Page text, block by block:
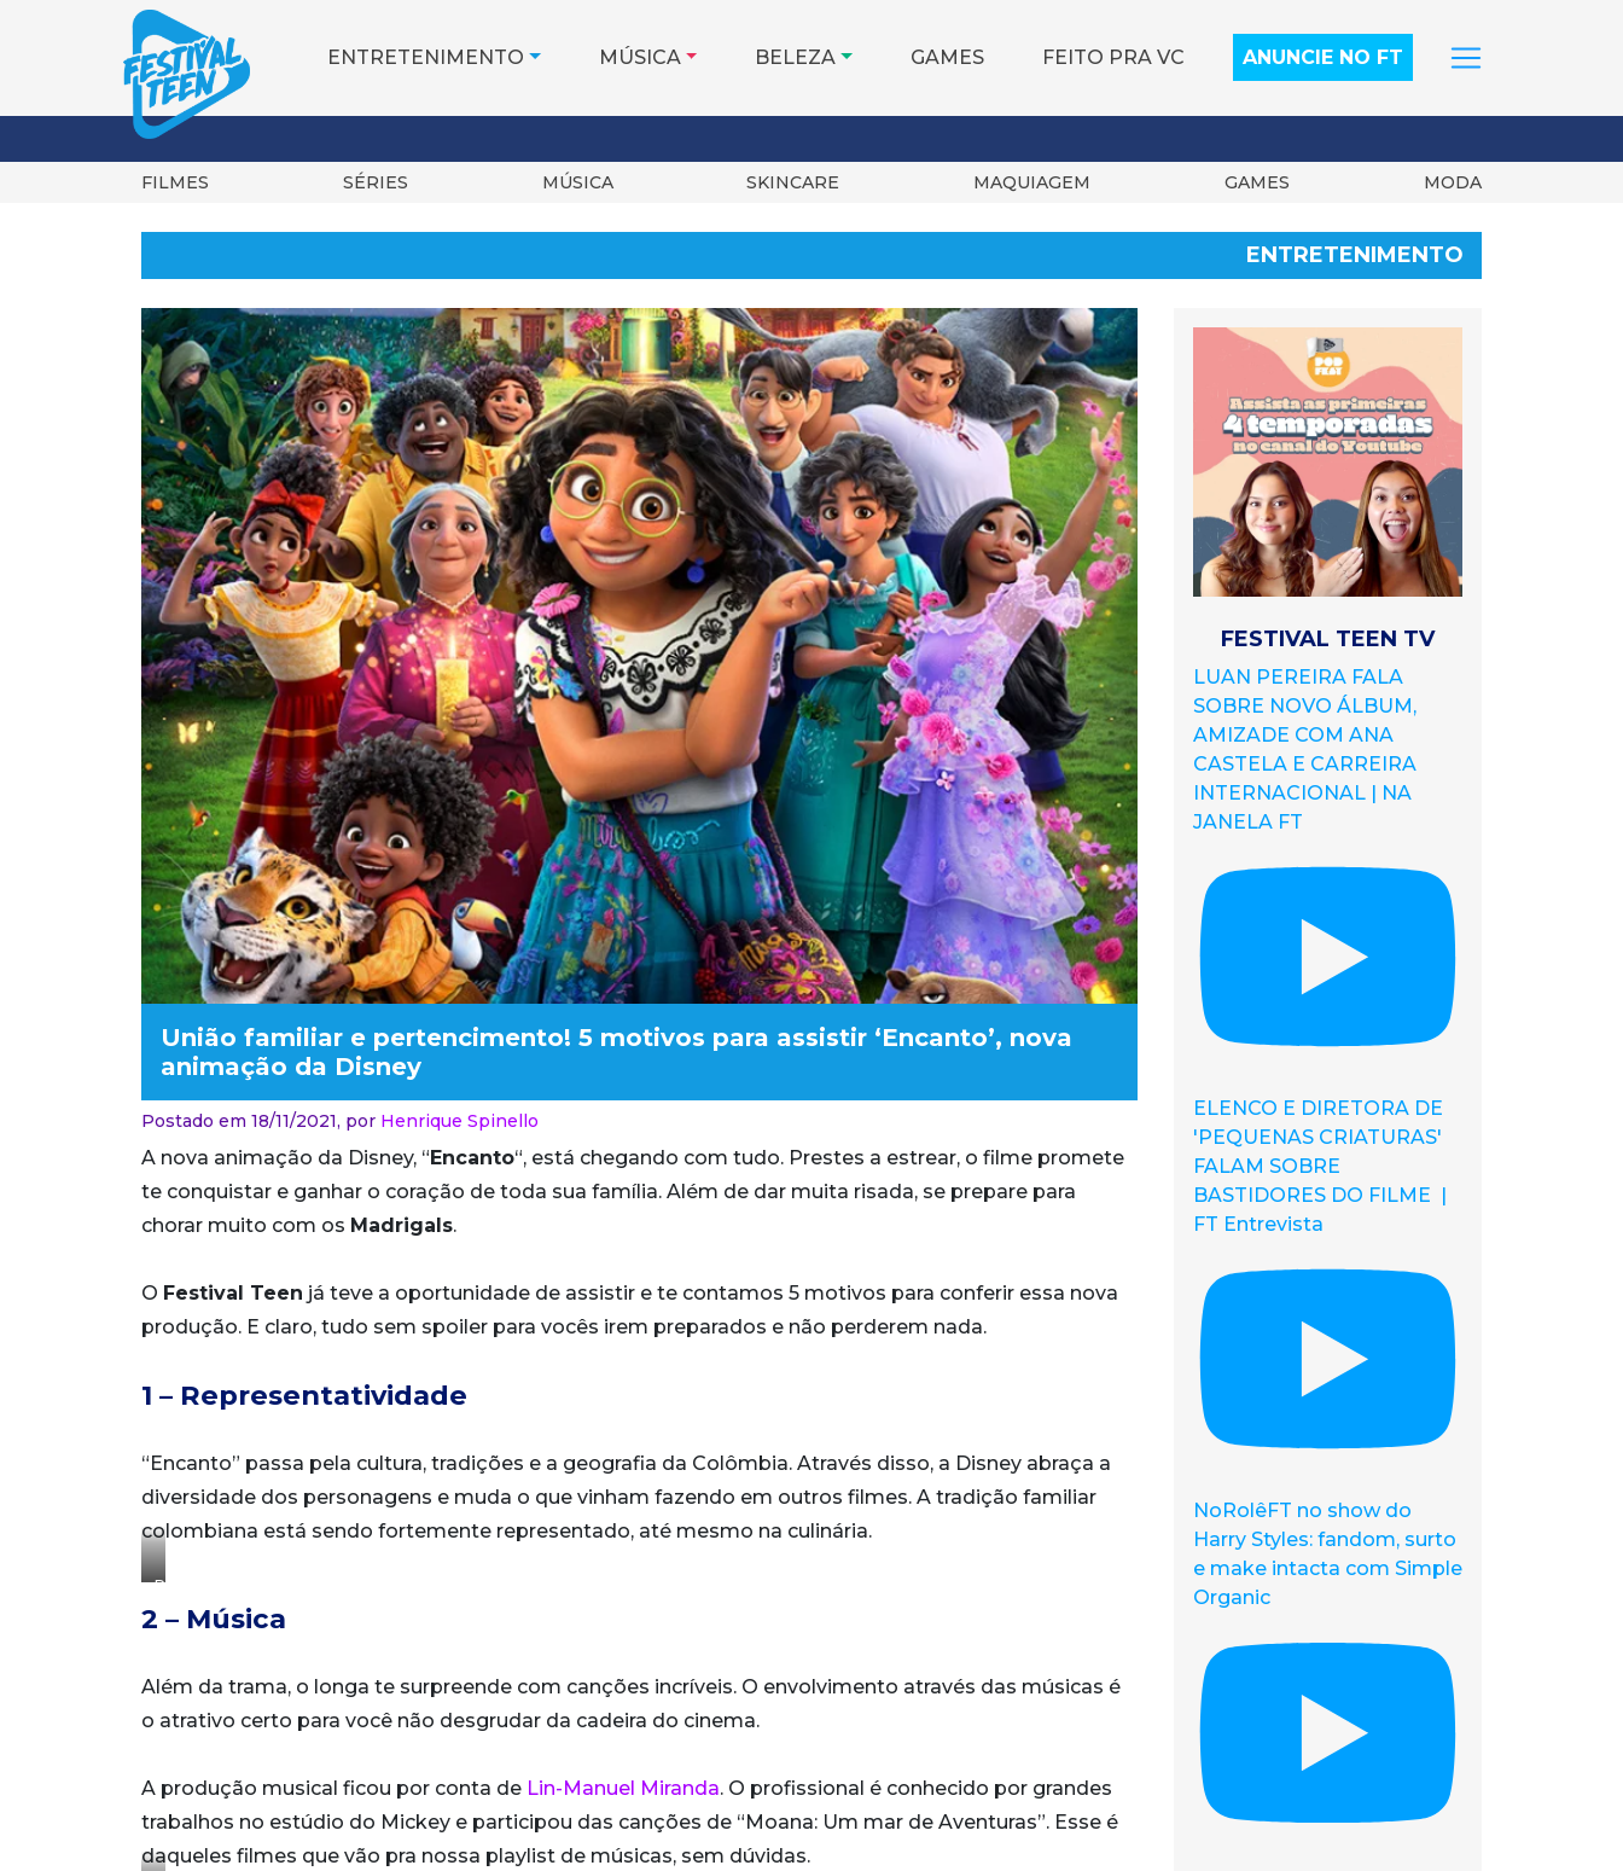
ENTRETENIMENTO MÚSICA BELEZA GAMES FEITO PRA VC ANUNCIE NO FT
FILMES SÉRIES MÚSICA SKINCARE MAQUIAGEM GAMES MODA
ENTRETENIMENTO
União familiar e pertencimento! 5 motivos para assistir ‘Encanto’, nova
animação da Disney
Postado em 18/11/2021, por Henrique Spinello
A nova animação da Disney, “ Encanto“, está chegando com tudo. Prestes a estrear, o filme promete
te conquistar e ganhar o coração de toda sua família. Além de dar muita risada, se prepare para
chorar muito com os Madrigals.
O Festival Teen já teve a oportunidade de assistir e te contamos 5 motivos para conferir essa nova
produção. E claro, tudo sem spoiler para vocês irem preparados e não perderem nada.
1 – Representatividade
“Encanto” passa pela cultura, tradições e a geografia da Colômbia. Através disso, a Disney abraça a
diversidade dos personagens e muda o que vinham fazendo em outros filmes. A tradição familiar
colombiana está sendo fortemente representado, até mesmo na culinária.
Reprodução/Disney
2 – Música
Além da trama, o longa te surpreende com canções incríveis. O envolvimento através das músicas é
o atrativo certo para você não desgrudar da cadeira do cinema.
A produção musical ficou por conta de Lin-Manuel Miranda. O profissional é conhecido por grandes
trabalhos no estúdio do Mickey e participou das canções de “Moana: Um mar de Aventuras”. Esse é
daqueles filmes que vão pra nossa playlist de músicas, sem dúvidas.
FESTIVAL TEEN TV
LUAN PEREIRA FALA
SOBRE NOVO ÁLBUM,
AMIZADE COM ANA
CASTELA E CARREIRA
INTERNACIONAL | NA
JANELA FT
ELENCO E DIRETORA DE
'PEQUENAS CRIATURAS'
FALAM SOBRE
BASTIDORES DO FILME |
FT Entrevista
NoRolêFT no show do
Harry Styles: fandom, surto
e make intacta com Simple
Organic